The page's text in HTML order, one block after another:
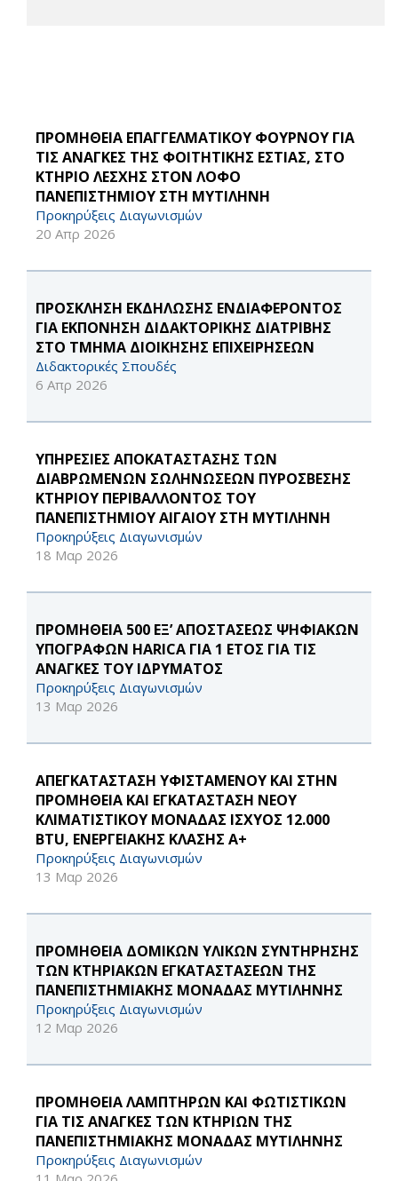
ΠΡΟΜΗΘΕΙΑ ΕΠΑΓΓΕΛΜΑΤΙΚΟΥ ΦΟΥΡΝΟΥ ΓΙΑ
ΤΙΣ ΑΝΑΓΚΕΣ ΤΗΣ ΦΟΙΤΗΤΙΚΗΣ ΕΣΤΙΑΣ, ΣΤΟ
ΚΤΗΡΙΟ ΛΕΣΧΗΣ ΣΤΟΝ ΛΟΦΟ
ΠΑΝΕΠΙΣΤΗΜΙΟΥ ΣΤΗ ΜΥΤΙΛΗΝΗ
Προκηρύξεις Διαγωνισμών
20 Απρ 2026
ΠΡΟΣΚΛΗΣΗ ΕΚΔΗΛΩΣΗΣ ΕΝΔΙΑΦΕΡΟΝΤΟΣ
ΓΙΑ ΕΚΠΟΝΗΣΗ ΔΙΔΑΚΤΟΡΙΚΗΣ ΔΙΑΤΡΙΒΗΣ
ΣΤΟ ΤΜΗΜΑ ΔΙΟΙΚΗΣΗΣ ΕΠΙΧΕΙΡΗΣΕΩΝ
Διδακτορικές Σπουδές
6 Απρ 2026
ΥΠΗΡΕΣΙΕΣ ΑΠΟΚΑΤΑΣΤΑΣΗΣ ΤΩΝ
ΔΙΑΒΡΩΜΕΝΩΝ ΣΩΛΗΝΩΣΕΩΝ ΠΥΡΟΣΒΕΣΗΣ
ΚΤΗΡΙΟΥ ΠΕΡΙΒΑΛΛΟΝΤΟΣ ΤΟΥ
ΠΑΝΕΠΙΣΤΗΜΙΟΥ ΑΙΓΑΙΟΥ ΣΤΗ ΜΥΤΙΛΗΝΗ
Προκηρύξεις Διαγωνισμών
18 Μαρ 2026
ΠΡΟΜΗΘΕΙΑ 500 ΕΞ’ ΑΠΟΣΤΑΣΕΩΣ ΨΗΦΙΑΚΩΝ
ΥΠΟΓΡΑΦΩΝ HARICA ΓΙΑ 1 ΕΤΟΣ ΓΙΑ ΤΙΣ
ΑΝΑΓΚΕΣ ΤΟΥ ΙΔΡΥΜΑΤΟΣ
Προκηρύξεις Διαγωνισμών
13 Μαρ 2026
ΑΠΕΓΚΑΤΑΣΤΑΣΗ ΥΦΙΣΤΑΜΕΝΟΥ ΚΑΙ ΣΤΗΝ
ΠΡΟΜΗΘΕΙΑ ΚΑΙ ΕΓΚΑΤΑΣΤΑΣΗ ΝΕΟΥ
ΚΛΙΜΑΤΙΣΤΙΚΟΥ ΜΟΝΑΔΑΣ ΙΣΧΥΟΣ 12.000
BTU, ΕΝΕΡΓΕΙΑΚΗΣ ΚΛΑΣΗΣ Α+
Προκηρύξεις Διαγωνισμών
13 Μαρ 2026
ΠΡΟΜΗΘΕΙΑ ΔΟΜΙΚΩΝ ΥΛΙΚΩΝ ΣΥΝΤΗΡΗΣΗΣ
ΤΩΝ ΚΤΗΡΙΑΚΩΝ ΕΓΚΑΤΑΣΤΑΣΕΩΝ ΤΗΣ
ΠΑΝΕΠΙΣΤΗΜΙΑΚΗΣ ΜΟΝΑΔΑΣ ΜΥΤΙΛΗΝΗΣ
Προκηρύξεις Διαγωνισμών
12 Μαρ 2026
ΠΡΟΜΗΘΕΙΑ ΛΑΜΠΤΗΡΩΝ ΚΑΙ ΦΩΤΙΣΤΙΚΩΝ
ΓΙΑ ΤΙΣ ΑΝΑΓΚΕΣ ΤΩΝ ΚΤΗΡΙΩΝ ΤΗΣ
ΠΑΝΕΠΙΣΤΗΜΙΑΚΗΣ ΜΟΝΑΔΑΣ ΜΥΤΙΛΗΝΗΣ
Προκηρύξεις Διαγωνισμών